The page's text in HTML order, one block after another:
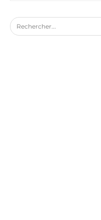
Rechercher...